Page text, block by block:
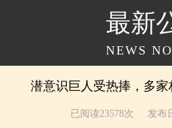
最新
NEWS
潜意识巨人受热捧，多家
已阅读23578次 发布